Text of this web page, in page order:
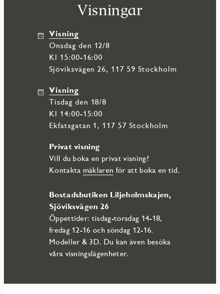
Visningar
Visning
onsdag den 12/8
Kl 15:00-16:00
Sjöviksvägen 26, 117 59 Stockholm
Visning
tisdag den 18/8
Kl 14:00-15:00
Ekfatsgatan 1, 117 57 Stockholm
Privat visning
Vill du boka en privat visning?
Kontakta mäklaren för att boka en tid.
Bostadsbutiken Liljeholmskajen,
Sjöviksvägen 26
Öppettider: tisdag-torsdag 14-18,
fredag 12-16 och söndag 12-16.
Modeller & 3D. Du kan även besöka
våra visningslägenheter.